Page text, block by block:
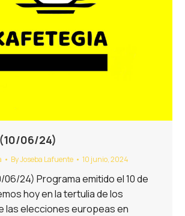
06/24)
ByJoseba Lafuente 10 junio, 2024
24) Programa emitido el 10 de
hoy en la tertulia de los
las elecciones europeas en